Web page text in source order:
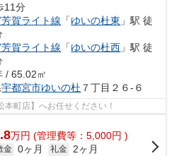
11分
賀ライト線 「ゆいの杜東 」駅 徒
賀ライト線 「ゆいの杜西 」駅 徒
/ 65.02㎡
宇都宮市ゆいの杜 ７丁目２６-６
町店】へお任せください！
万円 (管理費等：5,000円 )
金 0ヶ月 礼金
2ヶ月